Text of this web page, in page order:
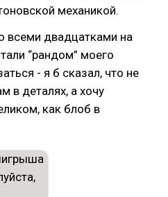
механикой.
всеми двадцатками на
“рандом” моего
- я б сказал, что не
в деталях, а хочу
как блоб в